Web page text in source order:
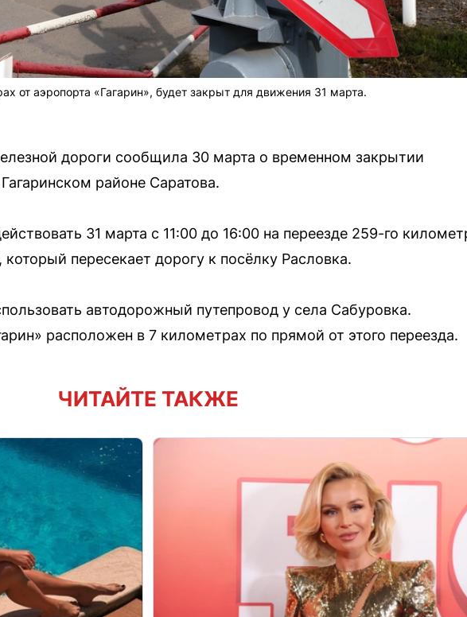
от аэропорта «Гагарин», будет закрыт для движения 31 марта.
дороги сообщила 30 марта о временном закрытии
районе Саратова.
31 марта с 11:00 до 16:00 на переезде 259-го
пересекает дорогу к посёлку Расловка.
автодорожный путепровод у села Сабуровка.
расположен в 7 километрах по прямой от этого переезда.
ЧИТАЙТЕ ТАКЖЕ